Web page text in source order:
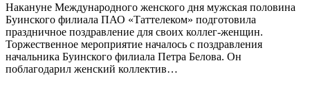
Накануне Международного женского дня мужская половина
Буинского филиала ПАО «Таттелеком» подготовила
праздничное поздравление для своих коллег-женщин.
Торжественное мероприятие началось с поздравления
начальника Буинского филиала Петра Белова. Он
поблагодарил женский коллектив…